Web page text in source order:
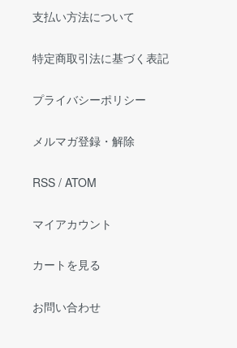
支払い方法について
特定商取引法に基づく表記
プライバシーポリシー
メルマガ登録・解除
RSS / ATOM
マイアカウント
カートを見る
お問い合わせ